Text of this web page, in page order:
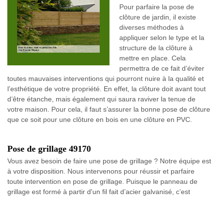
Pour parfaire la pose de
clôture de jardin, il existe
diverses méthodes à
appliquer selon le type et la
structure de la clôture à
mettre en place. Cela
permettra de ce fait d’éviter
toutes mauvaises interventions qui pourront nuire à la qualité et
l’esthétique de votre propriété. En effet, la clôture doit avant tout
d’être étanche, mais également qui saura raviver la tenue de
votre maison. Pour cela, il faut s’assurer la bonne pose de clôture
que ce soit pour une clôture en bois en une clôture en PVC.
Pose de grillage 49170
Vous avez besoin de faire une pose de grillage ? Notre équipe est
à votre disposition. Nous intervenons pour réussir et parfaire
toute intervention en pose de grillage. Puisque le panneau de
grillage est formé à partir d'un fil fait d’acier galvanisé, c’est